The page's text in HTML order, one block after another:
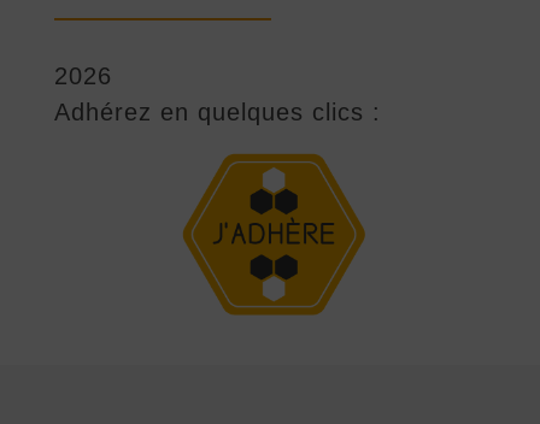
2026
Adhérez en quelques clics :